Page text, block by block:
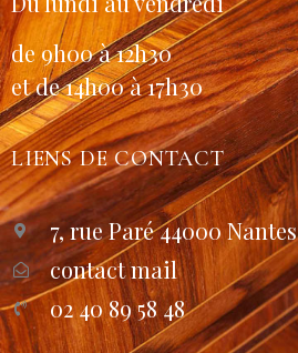
de 9h00 à 12h30
et de 14h00 à 17h30
LIENS DE CONTACT
7, rue Paré 44000 Nantes
contact mail
02 40 89 58 48